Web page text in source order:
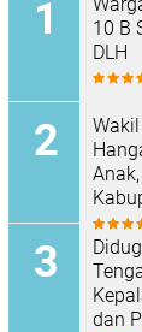
10 B
DLH
dan